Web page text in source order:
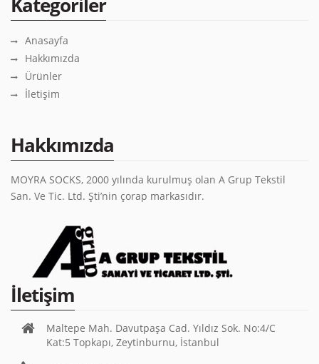
Anasayfa
Hakkımızda
Ürünler
İletişim
Hakkımızda
MOYRA SOCKS, 2000 yılında kurulmuş olan A Grup Tekstil
San. Ve Tic. Ltd. Şti’nin çorap markasıdır.
İletişim
Maltepe Mah. Davutpaşa Cad. Yıldız Sok. No:4/C
Kat:5 Topkapı, Zeytinburnu, İstanbul